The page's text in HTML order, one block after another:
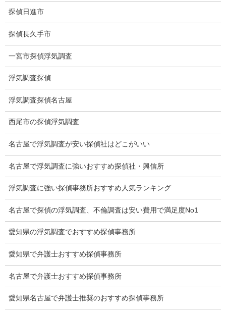
報告書サンプル
浮気証拠は何回必要か？
浮気調査時間
調査料金のご質問
調査員の人数（浮気調査）
調査プランのご依頼の割合
慰謝料の相場
浮気をする人
探偵社の選び方
探偵日進市
探偵長久手市
一宮市探偵浮気調査
浮気調査探偵
浮気調査探偵名古屋
西尾市の探偵浮気調査
名古屋で浮気調査が安い探偵社はどこがいい
名古屋で浮気調査に強いおすすめ探偵社・興信所
浮気調査に強い探偵事務所おすすめ人気ランキング
名古屋で探偵の浮気調査、不倫調査は安い費用で満足度No1
愛知県の浮気調査でおすすめ探偵事務所
愛知県で弁護士おすすめ探偵事務所
名古屋で弁護士おすすめ探偵事務所
愛知県名古屋で弁護士推奨のおすすめ探偵事務所